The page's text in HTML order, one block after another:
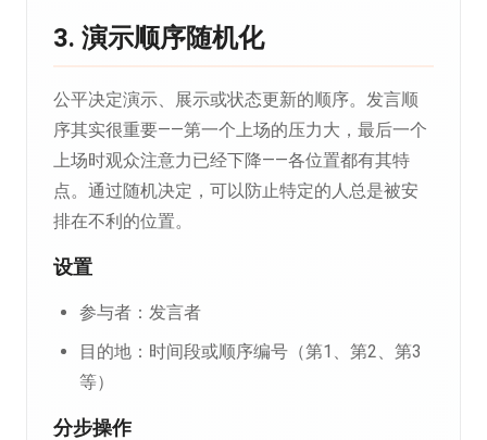
3. 演示顺序随机化
公平决定演示、展示或状态更新的顺序。发言顺
序其实很重要——第一个上场的压力大，最后一个
上场时观众注意力已经下降——各位置都有其特
点。通过随机决定，可以防止特定的人总是被安
排在不利的位置。
设置
参与者：发言者
目的地：时间段或顺序编号（第1、第2、第3
等）
分步操作